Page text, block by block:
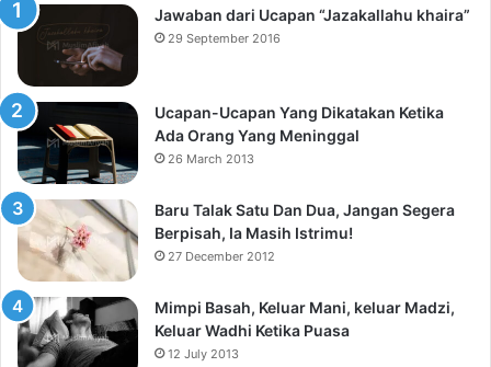
Jawaban dari Ucapan “Jazakallahu khaira”
29 September 2016
Ucapan-Ucapan Yang Dikatakan Ketika
Ada Orang Yang Meninggal
26 March 2013
Baru Talak Satu Dan Dua, Jangan Segera
Berpisah, Ia Masih Istrimu!
27 December 2012
Mimpi Basah, Keluar Mani, keluar Madzi,
Keluar Wadhi Ketika Puasa
12 July 2013